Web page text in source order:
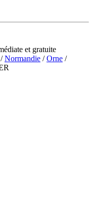
et gratuite
/Normandie /Orne /